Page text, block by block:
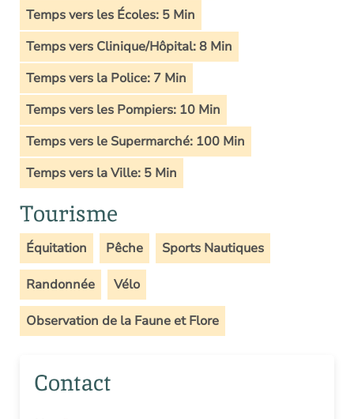
Temps vers les Écoles: 5 Min
Temps vers Clinique/Hôpital: 8 Min
Temps vers la Police: 7 Min
Temps vers les Pompiers: 10 Min
Temps vers le Supermarché: 100 Min
Temps vers la Ville: 5 Min
Tourisme
Équitation Pêche Sports Nautiques
Randonnée Vélo
Observation de la Faune et Flore
Contact